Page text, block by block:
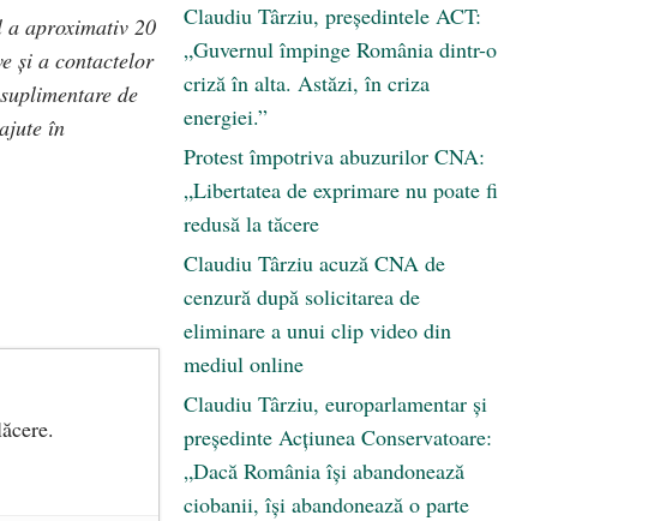
a aproximativ 20
și a contactelor
de
în
Claudiu Târziu, președintele ACT:
„Guvernul împinge România dintr-o
criză în alta. Astăzi, în criza
energiei.”
Protest împotriva abuzurilor CNA:
„Libertatea de exprimare nu poate fi
redusă la tăcere
Claudiu Târziu acuză CNA de
cenzură după solicitarea de
eliminare a unui clip video din
mediul online
Claudiu Târziu, europarlamentar și
președinte Acțiunea Conservatoare:
„Dacă România își abandonează
ciobanii, își abandonează o parte